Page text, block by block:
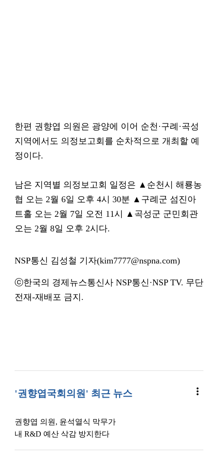
한편 권향엽 의원은 광양에 이어 순천·구례·곡성
지역에서도 의정보고회를 순차적으로 개최할 예
정이다.
남은 지역별 의정보고회 일정은 ▲순천시 해룡농
협 오는 2월 6일 오후 4시 30분 ▲구례군 섬진아
트홀 오는 2월 7일 오전 11시 ▲곡성군 군민회관
오는 2월 8일 오후 2시다.
NSP통신 김성철 기자(kim7777@nspna.com)
ⓒ한국의 경제뉴스통신사 NSP통신·NSP TV. 무단
전재-재배포 금지.
'권향엽국회의원' 최근 뉴스 more_vert
권향엽 의원, 윤석열식 막무가
내 R&D 예산 삭감 방지한다